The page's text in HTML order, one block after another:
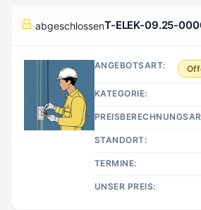
abgeschlossen
ANGEBOTSART:
KATEGORIE:
STANDORT:
TERMINE:
UNSER PREIS: